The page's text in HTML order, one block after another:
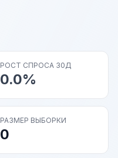
РОСТ СПРОСА 30Д
0.0%
РАЗМЕР ВЫБОРКИ
0